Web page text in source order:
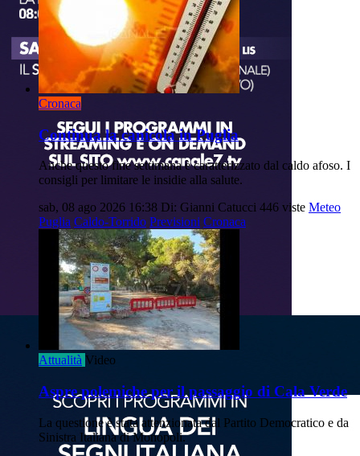
Cronaca
Continua la canicola in Puglia
Anche questo fine settimana è caratterizzato dal caldo afoso. I
consigli per limitare le insidie alla salute.
sab, 08 ago 2026 16:38 Di: Gianni Catucci 446 viste Meteo
Puglia Caldo-Torrido Previsioni Cronaca
Attualità Video
Aspre polemiche per il passaggio di Cala Verde
La questione è stata attenzionata dal Partito Democratico e da
Sinistra Italiana di Monopoli.